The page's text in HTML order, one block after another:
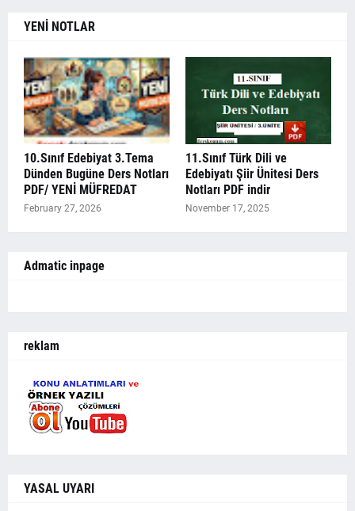
YENİ NOTLAR
10.Sınıf Edebiyat 3.Tema
Dünden Bugüne Ders Notları
PDF/ YENİ MÜFREDAT
February 27, 2026
11.Sınıf Türk Dili ve
Edebiyatı Şiir Ünitesi Ders
Notları PDF indir
November 17, 2025
Admatic inpage
reklam
YASAL UYARI